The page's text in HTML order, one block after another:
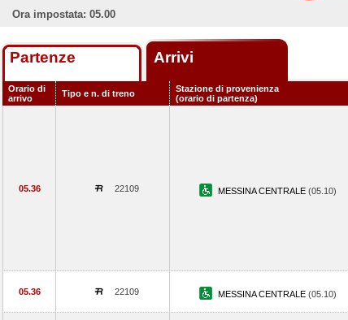
Ora impostata: 05.00
Partenze Arrivi
Orario di
arrivo
Tipo e n. di treno
Stazione di provenienza
(orario di partenza)
05.36 22109 MESSINA CENTRALE (05.10)
05.36 22109 MESSINA CENTRALE (05.10)